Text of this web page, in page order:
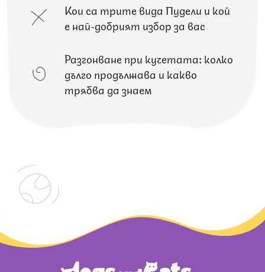
Кои са трите вида Пудели и кой
е най-добрият избор за вас
Разгонване при кучетата: колко
дълго продължава и какво
трябва да знаем